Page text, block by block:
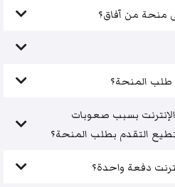
منحة من آفاق؟
طلب المنحة؟
بسبب صعوبات
التقدم بطلب المنحة؟
دفعة واحدة؟